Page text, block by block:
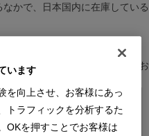
なかで、日本国内に在庫している
きます。
、最新の在庫状況についてはお
います
を向上させ、お客様にあっ
トラフィックを分析するた
OKを押すことでお客様は